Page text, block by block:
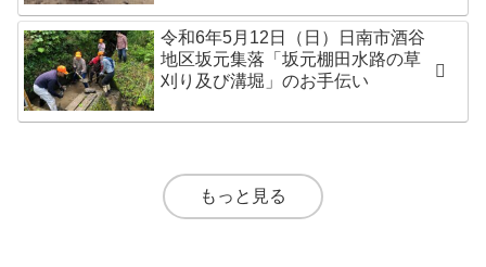
令和6年5月12日（日）日南市酒谷
地区坂元集落「坂元棚田水路の草
刈り及び溝堀」のお手伝い
もっと見る